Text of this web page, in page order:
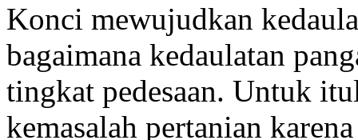
Konci mewujudkan
bagaimana kedaulatan
tingkat pedesaan. Untuk
kemasalah pertanian